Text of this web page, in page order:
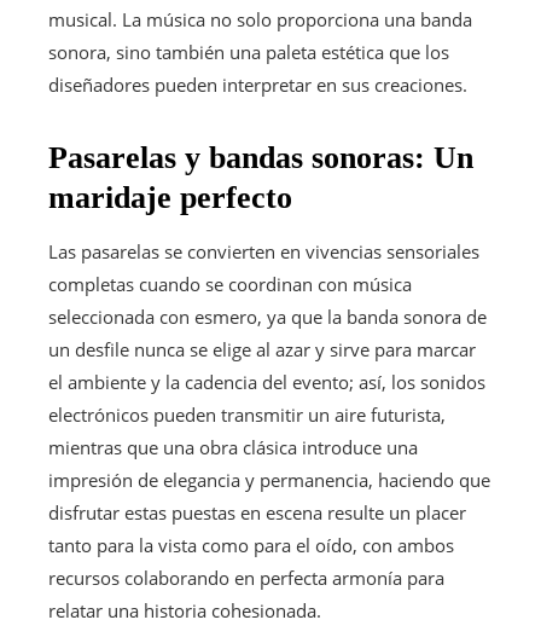
musical. La música no solo proporciona una banda
sonora, sino también una paleta estética que los
diseñadores pueden interpretar en sus creaciones.
Pasarelas y bandas sonoras: Un
maridaje perfecto
Las pasarelas se convierten en vivencias sensoriales
completas cuando se coordinan con música
seleccionada con esmero, ya que la banda sonora de
un desfile nunca se elige al azar y sirve para marcar
el ambiente y la cadencia del evento; así, los sonidos
electrónicos pueden transmitir un aire futurista,
mientras que una obra clásica introduce una
impresión de elegancia y permanencia, haciendo que
disfrutar estas puestas en escena resulte un placer
tanto para la vista como para el oído, con ambos
recursos colaborando en perfecta armonía para
relatar una historia cohesionada.